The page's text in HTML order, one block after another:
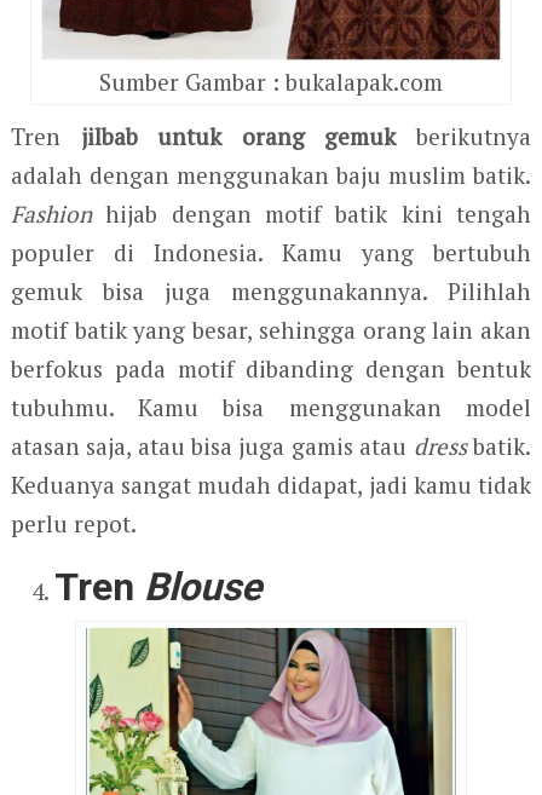
Sumber Gambar : bukalapak.com
Tren jilbab untuk orang gemukberikutnya
adalah dengan menggunakan baju muslim batik.
Fashionhijab dengan motif batik kini tengah
populer di Indonesia. Kamu yang bertubuh
gemuk bisa juga menggunakannya. Pilihlah
motif batik yang besar, sehingga orang lain akan
berfokus pada motif dibanding dengan bentuk
tubuhmu. Kamu bisa menggunakan model
atasan saja, atau bisa juga gamis atau dressbatik.
Keduanya sangat mudah didapat, jadi kamu tidak
perlu repot.
Tren Blouse